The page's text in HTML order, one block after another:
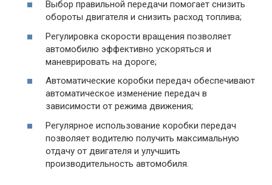
Выбор правильной передачи помогает снизить
обороты двигателя и снизить расход топлива;
Регулировка скорости вращения позволяет
автомобилю эффективно ускоряться и
маневрировать на дороге;
Автоматические коробки передач обеспечивают
автоматическое изменение передач в
зависимости от режима движения;
Регулярное использование коробки передач
позволяет водителю получить максимальную
отдачу от двигателя и улучшить
производительность автомобиля.